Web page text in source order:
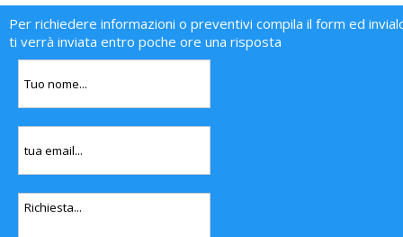
Per richiedere informazioni o preventivi compila il form ed
ti verrà inviata entro poche ore una risposta